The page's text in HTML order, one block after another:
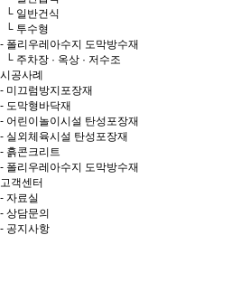
└ 일반건식
└ 투수형
- 폴리우레아수지 도막방수재
└ 주차장 · 옥상 · 저수조
시공사례
- 미끄럼방지포장재
- 도막형바닥재
- 어린이놀이시설 탄성포장재
- 실외체육시설 탄성포장재
- 흙콘크리트
- 폴리우레아수지 도막방수재
고객센터
- 자료실
- 상담문의
- 공지사항